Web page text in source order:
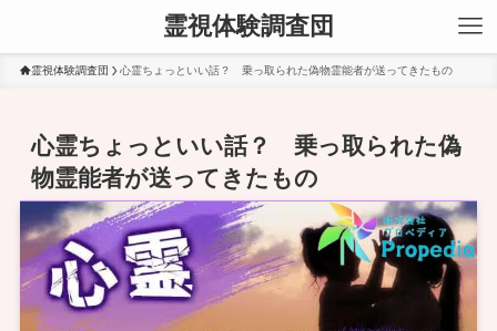
霊視体験調査団
霊視体験調査団 心霊ちょっといい話？ 乗っ取られた偽物霊能者が送ってきたもの
心霊ちょっといい話？ 乗っ取られた偽
物霊能者が送ってきたもの